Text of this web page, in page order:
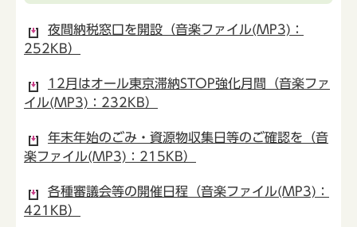
夜間納税窓口を開設（音楽ファイル(MP3)：
252KB）
12月はオール東京滞納STOP強化月間（音楽ファ
イル(MP3)：232KB）
年末年始のごみ・資源物収集日等のご確認を（音
楽ファイル(MP3)：215KB）
各種審議会等の開催日程（音楽ファイル(MP3)：
421KB）